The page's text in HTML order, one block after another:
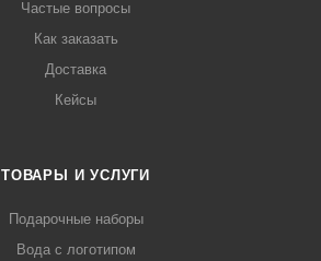
Частые вопросы
Как заказать
Доставка
Кейсы
ТОВАРЫ И УСЛУГИ
Подарочные наборы
Вода с логотипом